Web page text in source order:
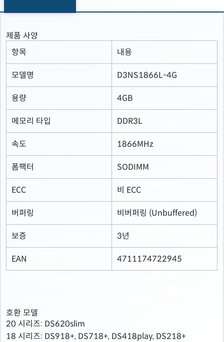
제품 사양
항목
내용
모델명 D3NS1866L-4G
용량 4GB
메모리 타입 DDR3L
속도 1866MHz
폼팩터 SODIMM
ECC 비 ECC
버퍼링 비버퍼링 (Unbuffered)
보증 3년
EAN 4711174722945
호환 모델
20 시리즈: DS620slim
18 시리즈: DS918+, DS718+, DS418play, DS218+